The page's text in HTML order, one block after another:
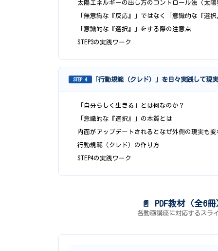
太陽エネルギーの出し方のコントロール法（太
「無意識な『反応』」ではなく「意識的な『選
「意識的な『選択』」をする際の注意点
STEP3の実践ワーク
STEP 4 「行動規範（クレド）」を日々実践して現
「自分らしく生きる」とは何なのか？
「意識的な『選択』」の本質とは
内面がアップデートされるとなぜ外側の現実も
行動規範（クレド）の作り方
STEP4の実践ワーク
📄 PDF教材（全6
各動画講座に対応するスラ